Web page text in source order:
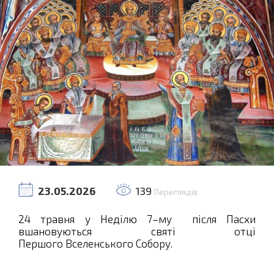
23.05.2026 139 Переглядів
24 травня у Неділю 7–му після Пасхи
вшановуються святі отці
Першого Вселенського Собору.